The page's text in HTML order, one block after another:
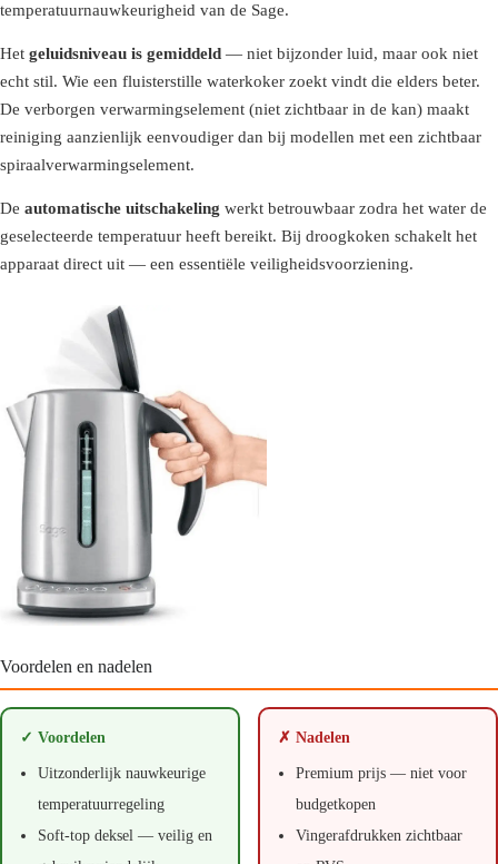
temperatuurnauwkeurigheid van de Sage.
Het geluidsniveau is gemiddeld — niet bijzonder luid, maar ook niet
echt stil. Wie een fluisterstille waterkoker zoekt vindt die elders beter.
De verborgen verwarmingselement (niet zichtbaar in de kan) maakt
reiniging aanzienlijk eenvoudiger dan bij modellen met een zichtbaar
spiraalverwarmingselement.
De automatische uitschakeling werkt betrouwbaar zodra het water de
geselecteerde temperatuur heeft bereikt. Bij droogkoken schakelt het
apparaat direct uit — een essentiële veiligheidsvoorziening.
Voordelen en nadelen
✓ Voordelen
Uitzonderlijk nauwkeurige
temperatuurregeling
Soft-top deksel — veilig en
✗ Nadelen
Premium prijs — niet voor
budgetkopen
Vingerafdrukken zichtbaar